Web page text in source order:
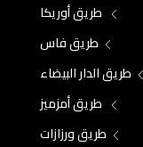
طريق أوريكا
طريق فاس
طريق الدار البيضاء
طريق أمزميز
طريق ورزازات